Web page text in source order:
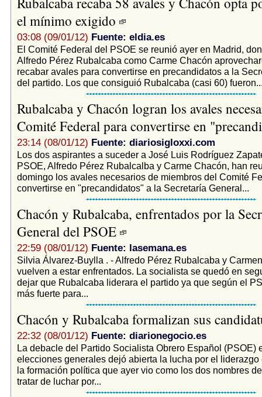
el mínimo exigido
03:08 (09/01/12) Fuente: eldia.es
El Comité Federal del PSOE se reunió ayer en Madrid,
Alfredo Pérez Rubalcaba como Carme Chacón
recabar avales para convertirse en precandidatos a la
del partido. Los que consiguió Rubalcaba (casi 60)
Rubalcaba y Chacón logran los avales
Comité Federal para convertirse en
23:14 (08/01/12) Fuente: diariosigloxxi.com
Los dos aspirantes a suceder a José Luis Rodríguez
PSOE, Alfredo Pérez Rubalcalba y Carme Chacón, han
domingo los avales necesarios de miembros del Comité
convertirse en "precandidatos" a la Secretaría General...
Chacón y Rubalcaba, enfrentados por la
General del PSOE
22:59 (08/01/12) Fuente: lasemana.es
Silvia Álvarez-Buylla . - Alfredo Pérez Rubalcaba y
vuelven a estar enfrentados. La socialista se quedó en
dejar que Rubalcaba liderara el partido ya que según el
más fuerte para...
Chacón y Rubalcaba formalizan sus
22:32 (08/01/12) Fuente: diarionegocio.es
La debacle del Partido Socialista Obrero Español (PSOE)
elecciones generales dejó abierta la lucha por el liderazgo
la formación política que ayer vio como los dos nombres
tratar de luchar por...